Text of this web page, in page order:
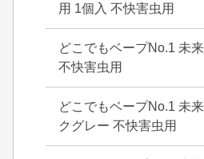
用 1個入 不快害虫用
どこでもベープNo.1 未
不快害虫用
どこでもベープNo.1 未
クグレー 不快害虫用